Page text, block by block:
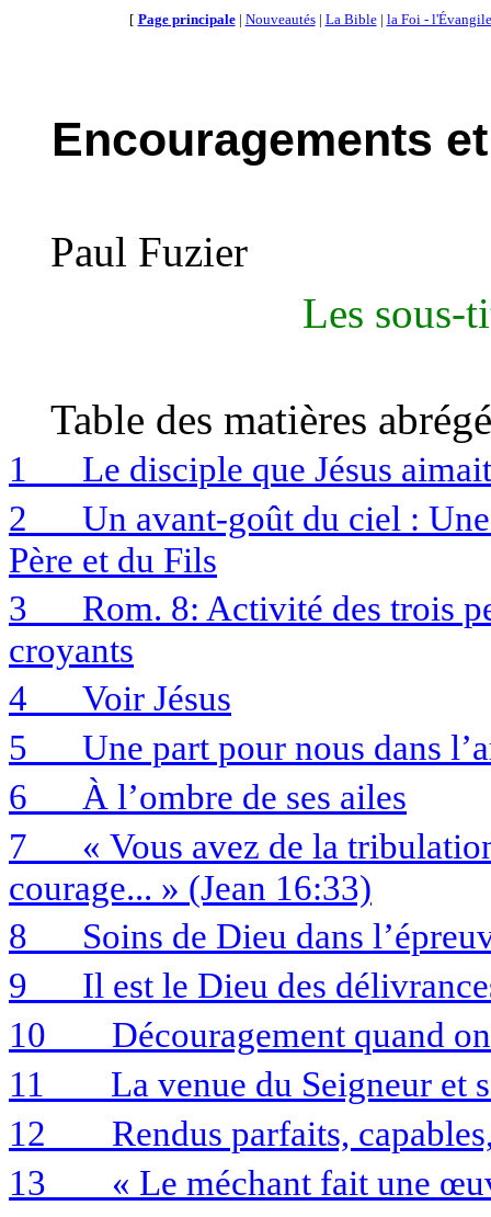
[ Page principale| Nouveautés| La Bible| la Foi - l'Évangile
Encouragements
Paul Fuzier
Les sous-
Table des matières
1
Le disciple que Jésus aimait
2
Un avant-goût du ciel :
Père et du Fils
3
Rom. 8: Activité des trois
croyants
4
Voir Jésus
5
Une part pour nous dans
6
À l’ombre de ses ailes
7
« Vous avez de la
courage... » (Jean 16:33)
8
Soins de Dieu dans
9
Il est le Dieu des
10
Découragement quand
11
La venue du Seigneur et
12
Rendus parfaits,
13
« Le méchant fait une